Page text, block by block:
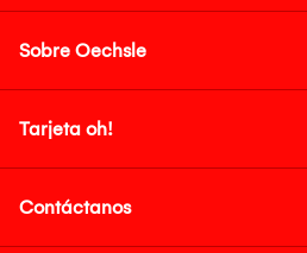
Sobre Oechsle
Tarjeta oh!
Contáctanos